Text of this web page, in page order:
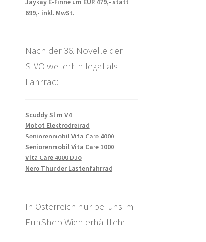
699,- inkl. MwSt.
Nach der 36. Novelle der
StVO weiterhin legal als
Fahrrad:
Scuddy Slim V4
Mobot Elektrodreirad
Seniorenmobil Vita Care 4000
Seniorenmobil Vita Care 1000
Vita Care 4000 Duo
Nero Thunder Lastenfahrrad
In Österreich nur bei uns im
FunShop Wien erhältlich: